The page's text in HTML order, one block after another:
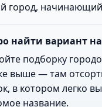
город,
найти вариант
подборку
выше — там
в котором легко
название.